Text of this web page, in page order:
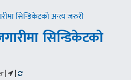
सिन्डिकेटको अन्त्य जरुरी
सिन्डिकेटको
| |